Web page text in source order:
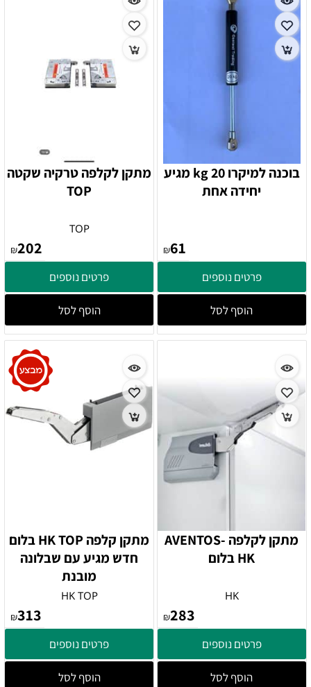
בוכנה למיקרו 20 kg מגיע
יחידה אחת
₪61
פרטים נוספים
הוסף לסל
מתקן לקלפה טרקיה שקטה
TOP
TOP
₪202
פרטים נוספים
הוסף לסל
מתקן לקלפה AVENTOS-
HK בלום
HK
₪283
פרטים נוספים
הוסף לסל
מתקן קלפה HK TOP בלום
חדש מגיע עם שבלונה
מובנת
HK TOP
₪313
פרטים נוספים
הוסף לסל